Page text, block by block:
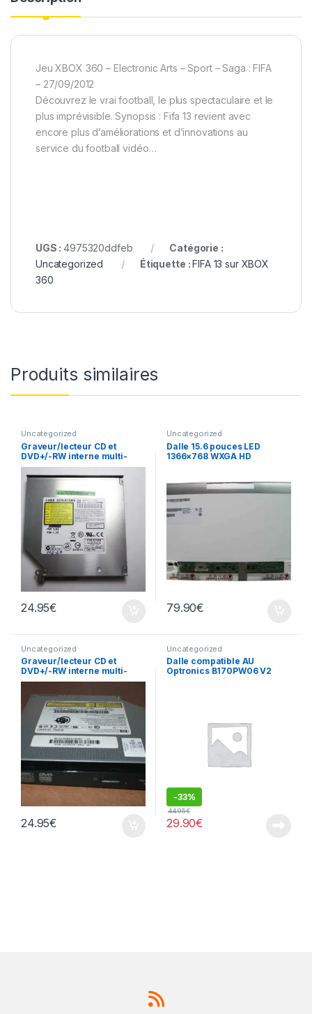
Jeu XBOX 360 – Electronic Arts – Sport – Saga : FIFA
– 27/09/2012
Découvrez le vrai football, le plus spectaculaire et le
plus imprévisible. Synopsis : Fifa 13 revient avec
encore plus d’améliorations et d’innovations au
service du football vidéo…
UGS :4975320ddfeb
Catégorie :
Uncategorized
Étiquette :FIFA 13 sur XBOX
360
Produits similaires
Uncategorized
Graveur/lecteur CD et
DVD+/-RW interne multi-
recorder portable DVR-
K16RS
24.95€
Uncategorized
Dalle 15.6 pouces LED
1366×768 WXGA HD
79.90€
Uncategorized
Graveur/lecteur CD et
DVD+/-RW interne multi-
recorder portable TS-L632
24.95€
Uncategorized
Dalle compatible AU
Optronics B170PW06 V2
-33%
29.90€
44.95€